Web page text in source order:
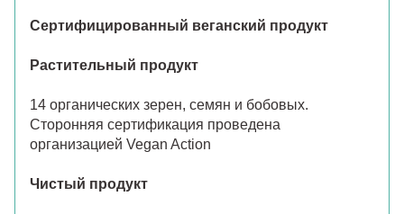
Сертифицированный веганский продукт
Растительный продукт
14 органических зерен, семян и бобовых.
Сторонняя сертификация проведена
организацией Vegan Action
Чистый продукт